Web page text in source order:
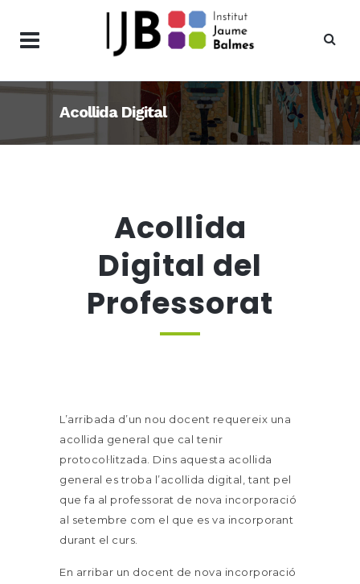
Acollida Digital
Acollida
Digital del
Professorat
L’arribada d’un nou docent requereix una
acollida general que cal tenir
protocol·litzada. Dins aquesta acollida
general es troba l’acollida digital, tant pel
que fa al professorat de nova incorporació
al setembre com el que es va incorporant
durant el curs.
En arribar un docent de nova incorporació